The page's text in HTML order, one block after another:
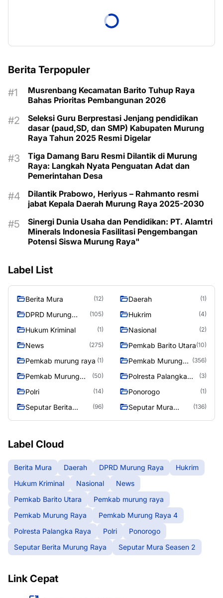
Berita Terpopuler
Musrenbang Kecamatan Barito Tuhup Raya
Bahas Prioritas Pembangunan 2026
Seleksi Guru Berprestasi Jenjang pendidikan
dasar (paud,SD, dan SMP) Kabupaten Murung
Raya Tahun 2025 Resmi Digelar
Tiga Damang Baru Resmi Dilantik di Murung
Raya: Langkah Nyata Penguatan Adat dan
Pemerintahan Desa
Dilantik Prabowo, Heriyus – Rahmanto resmi
jabat Kepala Daerah Murung Raya 2025-2030
Sinergi Dunia Usaha dan Pendidikan: PT. Alamtri
Minerals Indonesia Fasilitasi Pengembangan
Potensi Siswa Murung Raya"
Label List
Berita Mura (12) Daerah (1)
DPRD Murung
(105) Hukrim (4)
Hukum Kriminal (1) Nasional (2)
News (275) Pemkab Barito Utara(10)
Pemkab murung raya (1)
Pemkab Murung
(356)
Pemkab Murung
(50)
Polresta Palangka
(3)
Polri (14) Ponorogo (1)
Seputar Berita
(96)
Seputar Mura
(136)
Label Cloud
Berita Mura Daerah DPRD Murung Raya
Hukrim
Hukum Kriminal
Nasional
News
Pemkab Barito Utara
Pemkab murung raya
Pemkab Murung Raya
Pemkab Murung Raya 4
Polresta Palangka Raya
Polri
Ponorogo
Seputar Berita Murung Raya
Seputar Mura Seasen 2
Link Cepat